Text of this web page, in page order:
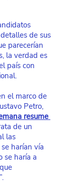
de sus
parecerían
la verdad es
país con
el marco de
Petro,
resume
de un
las
harían vía
se haría a